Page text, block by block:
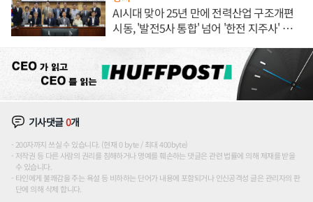
AI시대 맞아 25년 만에 전력산업 구조개편
시동, '발전5사 통합' 넘어 '한전 지주사' 재편
기사댓글0개
200자까지 쓰실 수 있습니다. (현재 0 byte / 최대 400byte)
저작권 등 다른 사람의 권리를 침해하거나 명예를 훼손하는 댓글은 관련 법률에 의해 제재를 받을
수 있습니다.
타인에게 불쾌감을 주는 욕설 등 비하하는 단어가 내용에 포함되거나 인신공격성 글은 관리자의 판
단에 의해 삭제 합니다.